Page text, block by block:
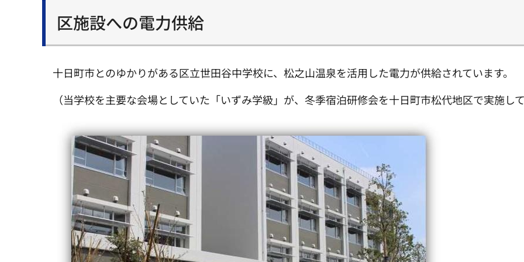
区施設への電力供給
十日町市とのゆかりがある区立世田谷中学校に、松之山温泉を活用した電力が供給されています。
（当学校を主要な会場としていた「いずみ学級」が、冬季宿泊研修会を十日町市松代地区で実施し